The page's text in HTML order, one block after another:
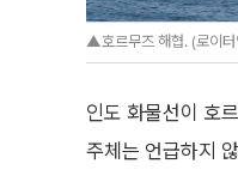
▲호르무즈 해협. (로이터
인도 화물선이 호
주체는 언급하지